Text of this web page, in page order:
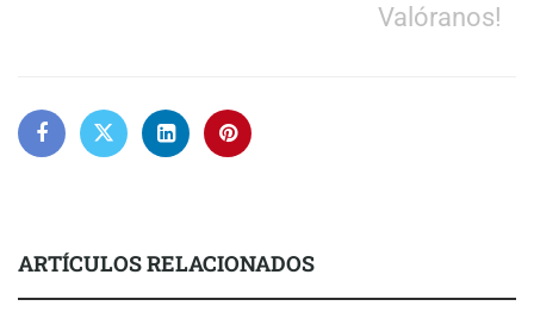
Valóranos!
ARTÍCULOS RELACIONADOS